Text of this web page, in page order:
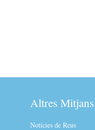
Altres Mitjans
Notícies de Reus